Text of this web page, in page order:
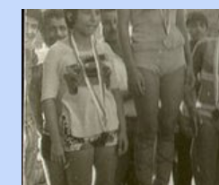
ve ürünlerini Bursa şehrinde
protesto eylemiyle
adına açıklama yapan şahsı
söylüyoruz. Bu son uyarımızdır.
ait tanıtıcı ilanların asılmasına
Belediyesi ile mağazaların
de kınıyoruz'' diye de eklemiş ..